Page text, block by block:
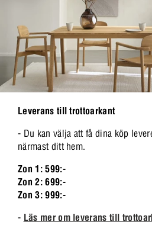
Leverans till trottoarkant
- Du kan välja att få dina köp
närmast ditt hem.
Zon 1: 599:-
Zon 2: 699:-
Zon 3: 999:-
- Läs mer om leverans till